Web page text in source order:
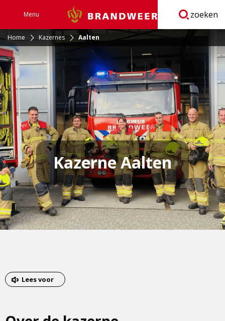
Menu Brandweer zoeken
Home Kazernes Aalten
Kazerne Aalten
Lees voor